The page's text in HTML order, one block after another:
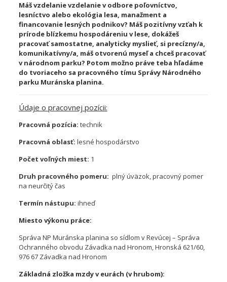
Máš vzdelanie vzdelanie v odbore poľovníctvo,
lesníctvo alebo ekológia lesa, manažment a
financovanie lesných podnikov? Máš pozitívny vzťah k
prírode blízkemu hospodáreniu v lese, dokážeš
pracovať samostatne, analyticky myslieť, si precízny/a,
komunikatívny/a, máš otvorenú myseľ a chceš pracovať
v národnom parku? Potom možno práve teba hľadáme
do tvoriaceho sa pracovného tímu Správy Národného
parku Muránska planina.
Údaje o pracovnej pozícii:
Pracovná pozícia: technik
Pracovná oblasť: lesné hospodárstvo
Počet voľných miest: 1
Druh pracovného pomeru: plný úväzok, pracovný pomer
na neurčitý čas
Termín nástupu: ihneď
Miesto výkonu práce:
Správa NP Muránska planina so sídlom v Revúcej – Správa
Ochranného obvodu Závadka nad Hronom, Hronská 621/60,
976 67 Závadka nad Hronom
Základná zložka mzdy v eurách (v hrubom):